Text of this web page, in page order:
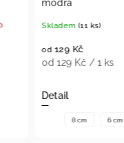
modrá
Vyprodáno
od129 Kč
od 129 Kč / 1 ks
Detail